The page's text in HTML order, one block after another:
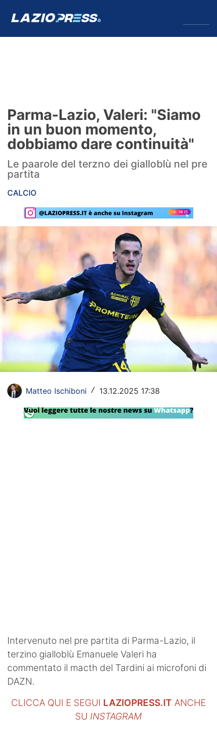
Formello
Infortuni
Primavera
Calciomercato
Lazio Women
Social
Calcio
Serie A
Champions League
Europa League
Altri Sport
Formula 1
Tennis
Parma-Lazio, Valeri: "Siamo
in un buon momento,
dobbiamo dare continuità"
Le paarole del terzno dei gialloblù nel pre
partita
CALCIO
Matteo Ischiboni / 13.12.2025 17:38
Intervenuto nel pre partita di Parma-Lazio, il
terzino gialloblù Emanuele Valeri ha
commentato il macth del Tardini ai microfoni di
DAZN.
CLICCA QUI E SEGUI LAZIOPRESS.IT ANCHE
SU INSTAGRAM